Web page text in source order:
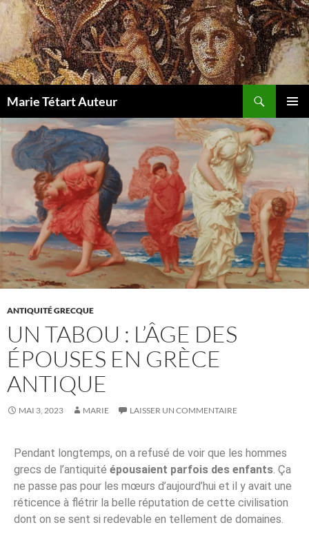
Marie Tétart Auteur
ANTIQUITÉ GRECQUE
UN TABOU : L’ÂGE DES
ÉPOUSES EN GRÈCE
ANTIQUE
MAI 3, 2023 MARIE LAISSER UN COMMENTAIRE
Pendant longtemps, on a refusé de voir que les hommes
grecs de l’antiquité épousaient parfois des enfants. Ça
ne passe pas pour les mœurs d’aujourd’hui et il y avait une
réticence à flétrir la belle réputation de cette civilisation
dont on se sent si redevable en tellement de domaines.